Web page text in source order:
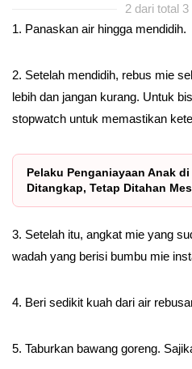
2 dari total
1. Panaskan air hingga mendidih.
2. Setelah mendidih, rebus mie
lebih dan jangan kurang. Untuk
stopwatch untuk memastikan
Pelaku Penganiayaan Anak
Ditangkap, Tetap Ditahan
3. Setelah itu, angkat mie yang
wadah yang berisi bumbu mie
4. Beri sedikit kuah dari air
5. Taburkan bawang goreng.